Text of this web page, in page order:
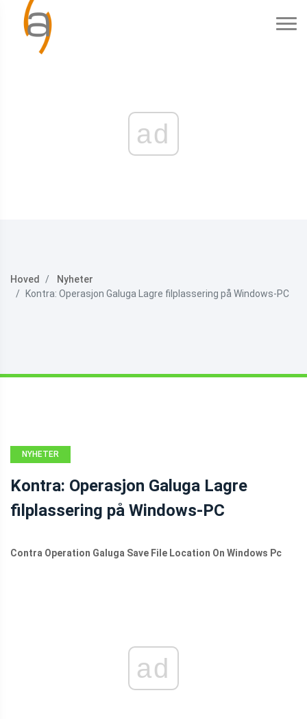
ad
Hoved
Nyheter
Kontra: Operasjon Galuga Lagre filplassering på Windows-PC
NYHETER
Kontra: Operasjon Galuga Lagre
filplassering på Windows-PC
Contra Operation Galuga Save File Location On Windows Pc
ad